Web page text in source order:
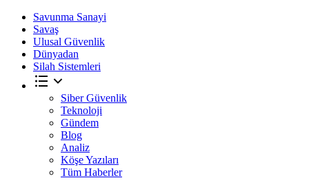
Savunma Sanayi
Savaş
Ulusal Güvenlik
Dünyadan
Silah Sistemleri
Siber Güvenlik
Teknoloji
Gündem
Blog
Analiz
Köşe Yazıları
Tüm Haberler